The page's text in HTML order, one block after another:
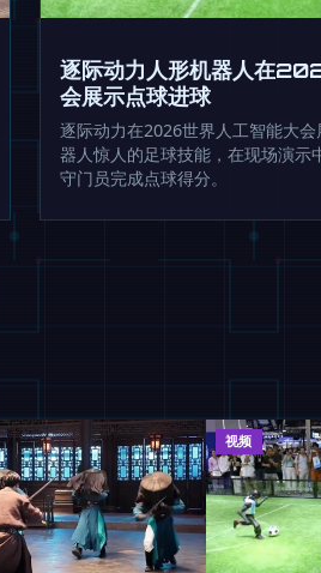
逐际动力人形机器人在
会展示点球进球
逐际动力在2026世界人工智能大
器人惊人的足球技能，在现场演示
守门员完成点球得分。
视频